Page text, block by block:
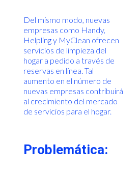
Del mismo modo, nuevas
empresas como Handy,
Helpling y MyClean ofrecen
servicios de limpieza del
hogar a pedido a través de
reservas en línea. Tal
aumento en el número de
nuevas empresas contribuirá
al crecimiento del mercado
de servicios para el hogar.
Problemática: